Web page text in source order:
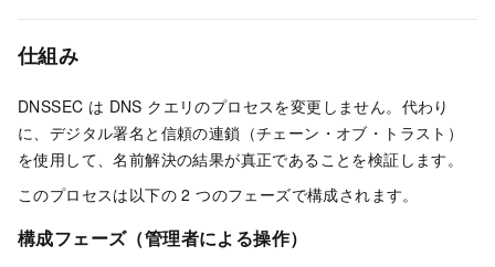
仕組み
DNSSEC は DNS クエリのプロセスを変更しません。代わり
に、デジタル署名と信頼の連鎖（チェーン・オブ・トラスト）
を使用して、名前解決の結果が真正であることを検証します。
このプロセスは以下の 2 つのフェーズで構成されます。
構成フェーズ（管理者による操作）